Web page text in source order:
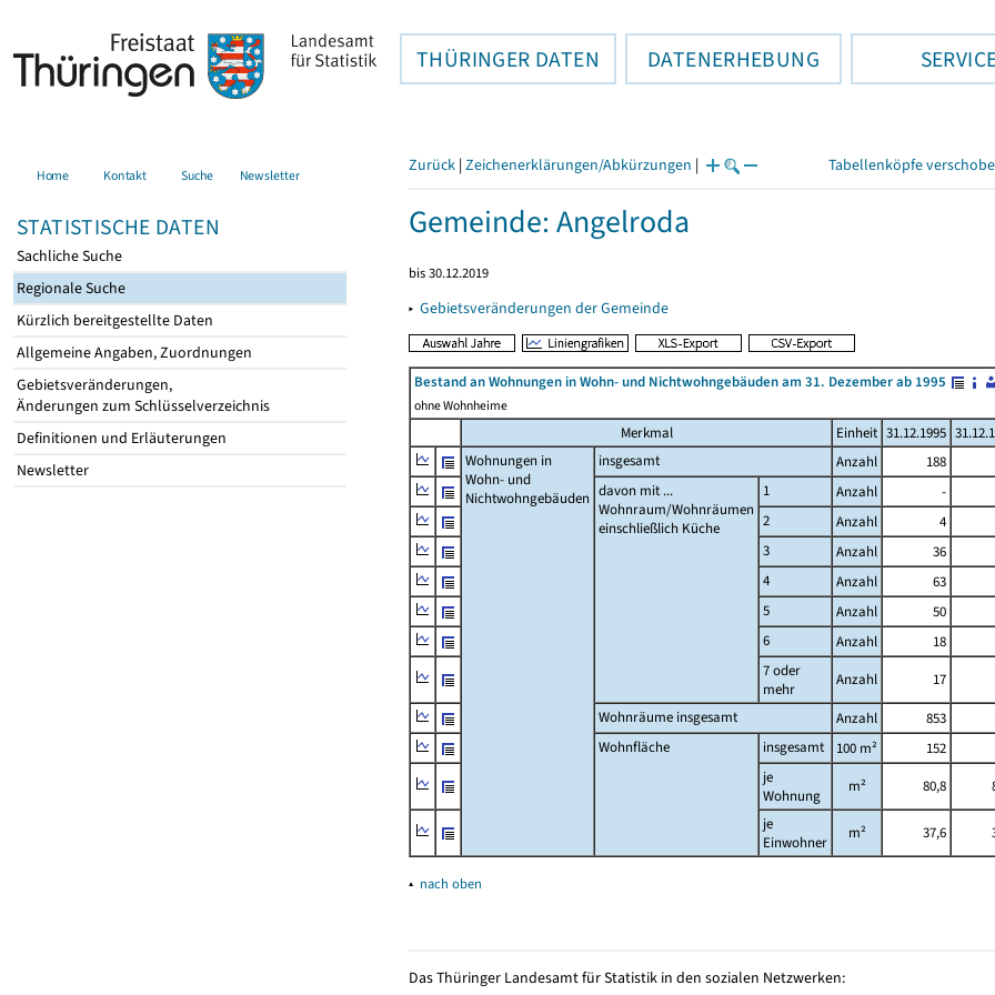
THÜRINGER DATEN DATENERHEBUNG
Home Kontakt Suche Newsletter
STATISTISCHE DATEN
Sachliche Suche
Regionale Suche
Kürzlich bereitgestellte Daten
Allgemeine Angaben, Zuordnungen
Gebietsveränderungen,
Änderungen zum Schlüsselverzeichnis
Definitionen und Erläuterungen
Newsletter
Zurück | Zeichenerklärungen/Abkürzungen | Tabellenköpfe
Gemeinde: Angelroda
bis 30.12.2019
▸ Gebietsveränderungen der Gemeinde
Bestand an Wohnungen in Wohn- und Nichtwohngebäuden am 31. Dezember ab 1995
ohne Wohnheime
Merkmal Einheit 31.12.1995
Wohnungen in
Wohn- und
Nichtwohngebäuden
insgesamt Anzahl 188
davon mit ...
Wohnraum/Wohnräumen
einschließlich Küche
1 Anzahl -
2
Anzahl 4
3
Anzahl 36
4
Anzahl 63
5
Anzahl 50
6
Anzahl 18
7 oder
mehr
Anzahl 17
Wohnräume insgesamt
Anzahl 853
Wohnfläche
insgesamt 100 m² 152
je
Wohnung
m² 80,8
je
Einwohner
m² 37,6
▴ nach oben
Das Thüringer Landesamt für Statistik in den sozialen Netzwerken: